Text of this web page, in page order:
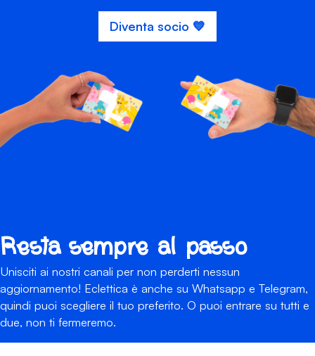
Diventa socio 💙
Resta sempre al passo
Unisciti ai nostri canali per non perderti nessun
aggiornamento! Eclettica è anche su Whatsapp e Telegram,
quindi puoi scegliere il tuo preferito. O puoi entrare su tutti e
due, non ti fermeremo.